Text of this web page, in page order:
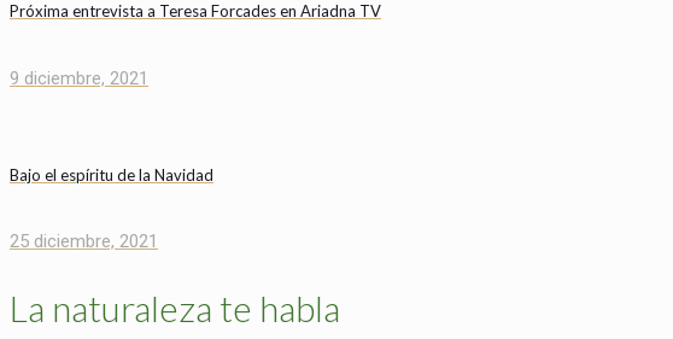
Próxima entrevista a Teresa Forcades en Ariadna TV
9 diciembre, 2021
Bajo el espíritu de la Navidad
25 diciembre, 2021
La naturaleza te habla